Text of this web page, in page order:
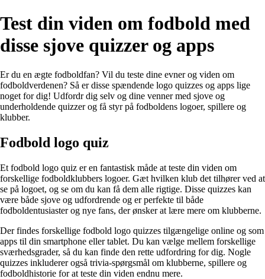
Test din viden om fodbold med
disse sjove quizzer og apps
Er du en ægte fodboldfan? Vil du teste dine evner og viden om
fodboldverdenen? Så er disse spændende logo quizzes og apps lige
noget for dig! Udfordr dig selv og dine venner med sjove og
underholdende quizzer og få styr på fodboldens logoer, spillere og
klubber.
Fodbold logo quiz
Et fodbold logo quiz er en fantastisk måde at teste din viden om
forskellige fodboldklubbers logoer. Gæt hvilken klub det tilhører ved at
se på logoet, og se om du kan få dem alle rigtige. Disse quizzes kan
være både sjove og udfordrende og er perfekte til både
fodboldentusiaster og nye fans, der ønsker at lære mere om klubberne.
Der findes forskellige fodbold logo quizzes tilgængelige online og som
apps til din smartphone eller tablet. Du kan vælge mellem forskellige
sværhedsgrader, så du kan finde den rette udfordring for dig. Nogle
quizzes inkluderer også trivia-spørgsmål om klubberne, spillere og
fodboldhistorie for at teste din viden endnu mere.